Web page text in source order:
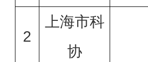
2
上海市科
协